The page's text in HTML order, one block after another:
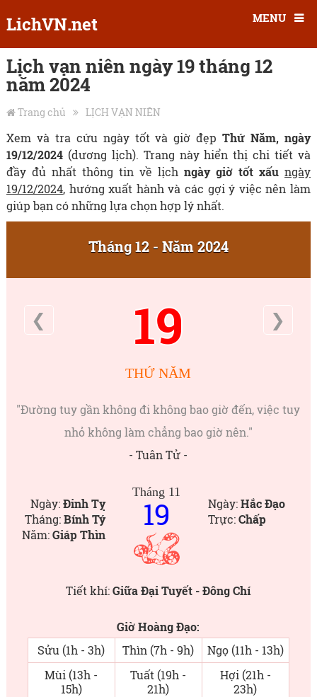
LichVN.net MENU
Lịch vạn niên ngày 19 tháng 12
năm 2024
Trang chủ LỊCH VẠN NIÊN
Xem và tra cứu ngày tốt và giờ đẹpThứ Năm, ngày
19/12/2024(dương lịch). Trang này hiển thị chi tiết và
đầy đủ nhất thông tin về lịchngày giờ tốt xấu ngày
19/12/2024, hướng xuất hành và các gợi ý việc nên làm
giúp bạn có những lựa chọn hợp lý nhất.
Tháng 12 - Năm 2024
❮ 19 ❯
THỨ NĂM
"Đường tuy gần không đi không bao giờ đến, việc tuy
nhỏ không làm chẳng bao giờ nên."
- Tuân Tử -
Ngày:Đinh Tỵ
Tháng:Bính Tý
Năm:Giáp Thìn
Tháng 11
19 Ngày:Hắc Đạo
Trực:Chấp
Tiết khí:Giữa Đại Tuyết - Đông Chí
Giờ Hoàng Đạo:
Sửu (1h - 3h)
Thìn (7h - 9h)
Ngọ (11h - 13h)
Mùi (13h -
15h)
Tuất (19h -
21h)
Hợi (21h -
23h)